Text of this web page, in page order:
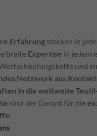
Erfahrung stecken in
breite Expertise in jedem
und
Netzwerk aus
in die weltweite
sind der Garant für die
.